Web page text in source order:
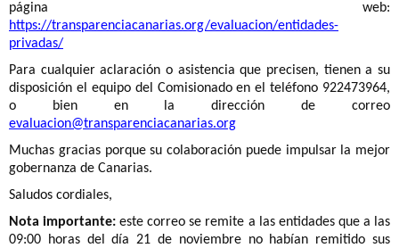
página web:
https://transparenciacanarias.org/evaluacion/entidades-
privadas/
Para cualquier aclaración o asistencia que precisen, tienen a su
disposición el equipo del Comisionado en el teléfono 922473964,
o bien en la dirección de correo
evaluacion@transparenciacanarias.org
Muchas gracias porque su colaboración puede impulsar la mejor
gobernanza de Canarias.
Saludos cordiales,
Nota importante: este correo se remite a las entidades que a las
09:00 horas del día 21 de noviembre no habían remitido sus